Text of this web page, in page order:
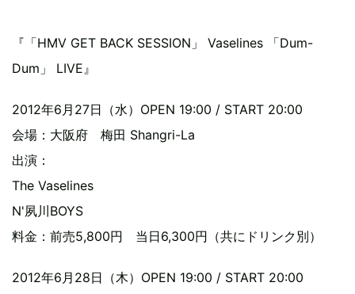
『「HMV GET BACK SESSION」 Vaselines 「Dum-
Dum」 LIVE』
2012年6月27日（水）OPEN 19:00 / START 20:00
会場：大阪府 梅田 Shangri-La
出演：
The Vaselines
N'夙川BOYS
料金：前売5,800円 当日6,300円（共にドリンク別）
2012年6月28日（木）OPEN 19:00 / START 20:00